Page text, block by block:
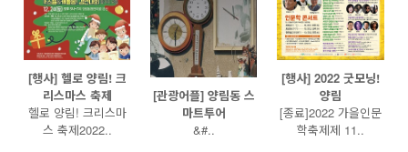
[행사] 헬로 양림! 크
리스마스 축제
헬로 양림! 크리스마
스 축제2022..
[관광어플] 양림동 스
마트투어
​​​​&#..
[행사] 2022 굿모닝!
양림
[종료]2022 가을인문
학축제제 11..